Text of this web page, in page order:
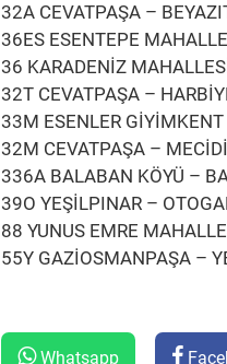
32A CEVATPAŞA –
36ES ESENTEPE
36 KARADENİZ
32T CEVATPAŞA –
33M ESENLER
32M CEVATPAŞA –
336A BALABAN KÖYÜ –
39O YEŞİLPINAR –
88 YUNUS EMRE
55Y GAZİOSMANPAŞA –
Whatsapp